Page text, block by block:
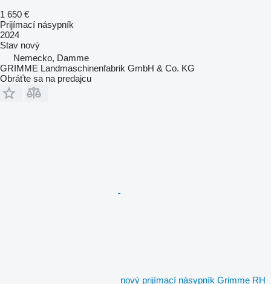
1 650 €
Prijímací násypník
2024
Stav nový
Nemecko, Damme
GRIMME Landmaschinenfabrik GmbH & Co. KG
Obráťte sa na predajcu
nový prijímací násypník Grimme RH